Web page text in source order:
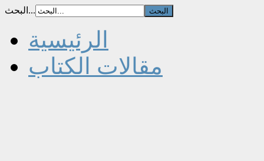
البحث...
الرئيسية
مقالات الكتاب